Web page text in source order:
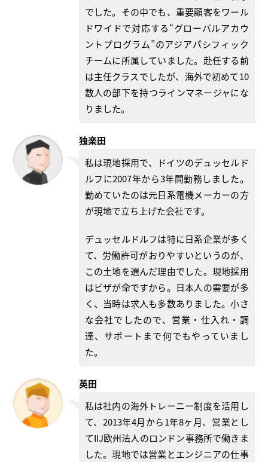
でした。その中でも、重要顧客をワール
ドワイドで対応する“グローバルアカウ
ントプログラム”のアジアパシフィック
チームに所属していました。赴任する前
は主任クラスでしたが、海外で初めて10
数人の部下を持つラインマネージャにな
りました。
独楽田
私は現地採用で、ドイツのデュッセルド
ルフに2007年から3年間勤務しました。
勤めていたのは元日系電機メーカーの方
が現地で立ち上げた会社です。
デュッセルドルフは特に日系企業が多く
て、労働許可がおりやすいというのが、
この土地を選んだ理由でした。現地採用
はビザが命ですから。日本人の需要が多
く、当時は求人も多数ありました。小さ
な会社でしたので、営業・仕入れ・調
達、サポートまで何でもやっていまし
た。
英田
私は社内の海外トレーニー制度を活用し
て、2013年4月から1年8ヶ月、営業とし
てIIJ欧州法人のロンドン事務所で働きま
した。現地では営業とエンジニアの仕事